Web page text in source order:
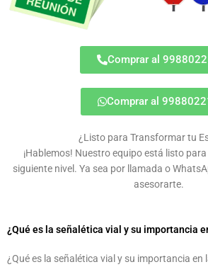
Comprar al
Comprar al
¿Listo para Transformar tu
¡Hablemos! Nuestro equipo está listo
siguiente nivel. Ya sea por llamada o
asesorarte.
¿Qué es la señalética vial y su importancia
¿Qué es la señalética vial y su importancia en